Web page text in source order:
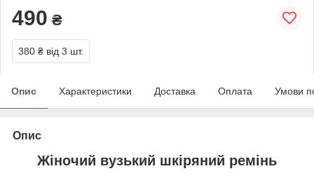
490 ₴
380 ₴ від 3 шт.
Опис Характеристики Доставка Оплата Умови
Опис
Жіночий вузький шкіряний ремінь